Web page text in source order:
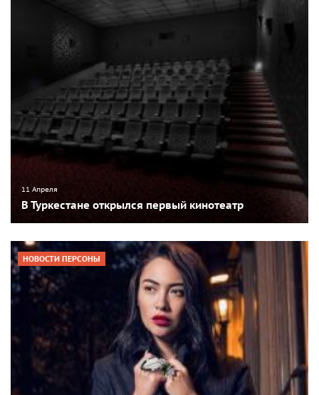
11 Апреля
В Туркестане открылся первый кинотеатр
НОВОСТИ ПЕРСОНЫ